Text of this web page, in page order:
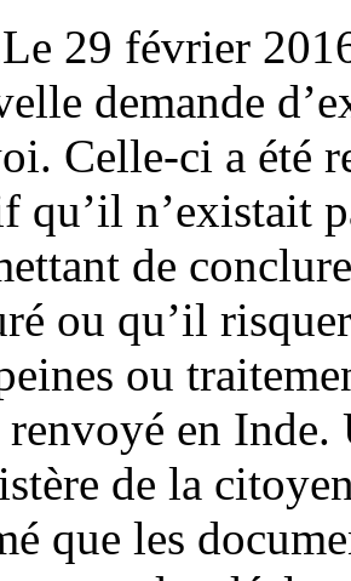
29 février
demande
Celle-ci a été
qu’il n’existait
de
ou qu’il
ou
en Inde.
de la
que les